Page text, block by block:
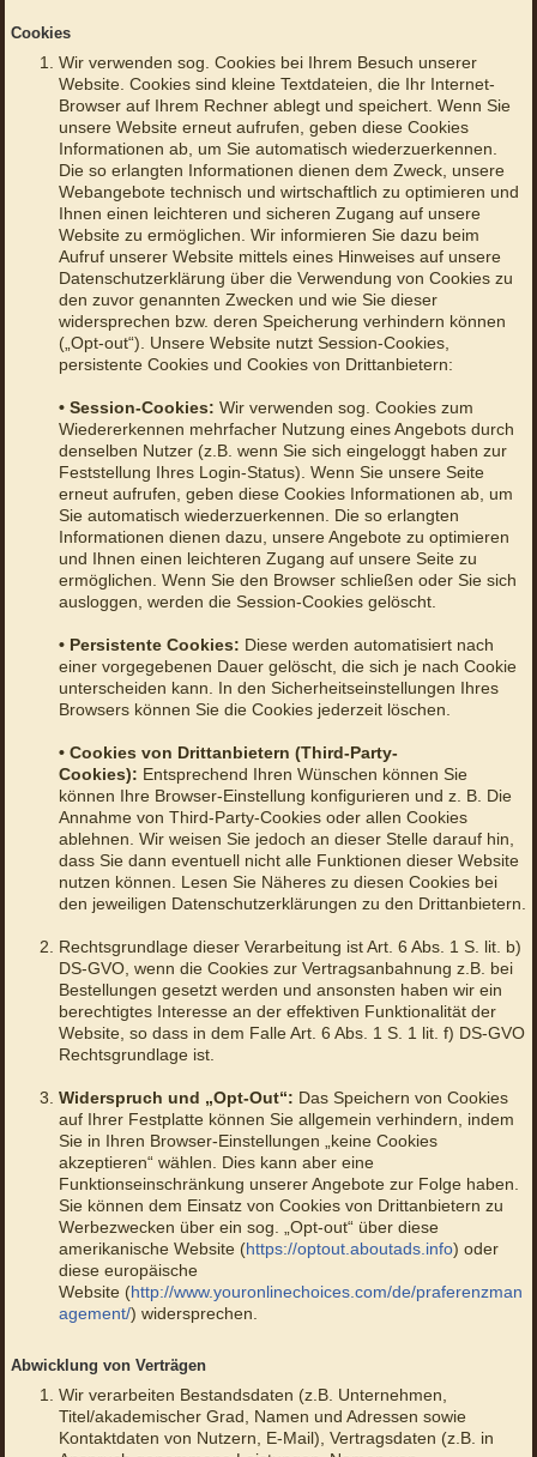
Cookies
Wir verwenden sog. Cookies bei Ihrem Besuch unserer
Website. Cookies sind kleine Textdateien, die Ihr Internet-
Browser auf Ihrem Rechner ablegt und speichert. Wenn Sie
unsere Website erneut aufrufen, geben diese Cookies
Informationen ab, um Sie automatisch wiederzuerkennen.
Die so erlangten Informationen dienen dem Zweck, unsere
Webangebote technisch und wirtschaftlich zu optimieren und
Ihnen einen leichteren und sicheren Zugang auf unsere
Website zu ermöglichen. Wir informieren Sie dazu beim
Aufruf unserer Website mittels eines Hinweises auf unsere
Datenschutzerklärung über die Verwendung von Cookies zu
den zuvor genannten Zwecken und wie Sie dieser
widersprechen bzw. deren Speicherung verhindern können
(„Opt-out“). Unsere Website nutzt Session-Cookies,
persistente Cookies und Cookies von Drittanbietern:
• Session-Cookies: Wir verwenden sog. Cookies zum
Wiedererkennen mehrfacher Nutzung eines Angebots durch
denselben Nutzer (z.B. wenn Sie sich eingeloggt haben zur
Feststellung Ihres Login-Status). Wenn Sie unsere Seite
erneut aufrufen, geben diese Cookies Informationen ab, um
Sie automatisch wiederzuerkennen. Die so erlangten
Informationen dienen dazu, unsere Angebote zu optimieren
und Ihnen einen leichteren Zugang auf unsere Seite zu
ermöglichen. Wenn Sie den Browser schließen oder Sie sich
ausloggen, werden die Session-Cookies gelöscht.
• Persistente Cookies: Diese werden automatisiert nach
einer vorgegebenen Dauer gelöscht, die sich je nach Cookie
unterscheiden kann. In den Sicherheitseinstellungen Ihres
Browsers können Sie die Cookies jederzeit löschen.
• Cookies von Drittanbietern (Third-Party-
Cookies): Entsprechend Ihren Wünschen können Sie
können Ihre Browser-Einstellung konfigurieren und z. B. Die
Annahme von Third-Party-Cookies oder allen Cookies
ablehnen. Wir weisen Sie jedoch an dieser Stelle darauf hin,
dass Sie dann eventuell nicht alle Funktionen dieser Website
nutzen können. Lesen Sie Näheres zu diesen Cookies bei
den jeweiligen Datenschutzerklärungen zu den Drittanbietern.
Rechtsgrundlage dieser Verarbeitung ist Art. 6 Abs. 1 S. lit. b)
DS-GVO, wenn die Cookies zur Vertragsanbahnung z.B. bei
Bestellungen gesetzt werden und ansonsten haben wir ein
berechtigtes Interesse an der effektiven Funktionalität der
Website, so dass in dem Falle Art. 6 Abs. 1 S. 1 lit. f) DS-GVO
Rechtsgrundlage ist.
Widerspruch und „Opt-Out“: Das Speichern von Cookies
auf Ihrer Festplatte können Sie allgemein verhindern, indem
Sie in Ihren Browser-Einstellungen „keine Cookies
akzeptieren“ wählen. Dies kann aber eine
Funktionseinschränkung unserer Angebote zur Folge haben.
Sie können dem Einsatz von Cookies von Drittanbietern zu
Werbezwecken über ein sog. „Opt-out“ über diese
amerikanische Website (https://optout.aboutads.info) oder
diese europäische
Website (http://www.youronlinechoices.com/de/praferenzman
agement/) widersprechen.
Abwicklung von Verträgen
Wir verarbeiten Bestandsdaten (z.B. Unternehmen,
Titel/akademischer Grad, Namen und Adressen sowie
Kontaktdaten von Nutzern, E-Mail), Vertragsdaten (z.B. in